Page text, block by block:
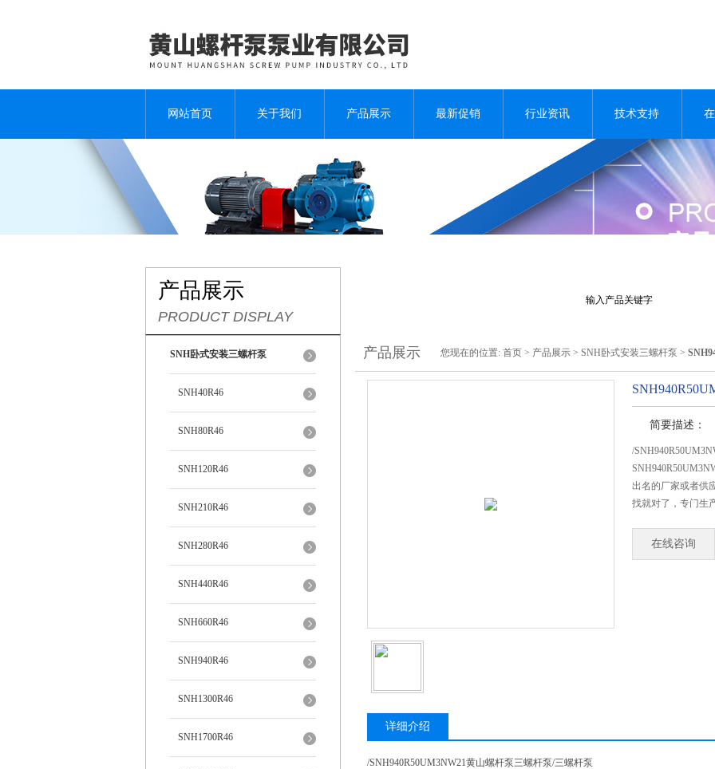
网站首页 关于我们 产品展示 最新促销 行业资讯 技术支持
产品展示
PRODUCT DISPLAY
SNH卧式安装三螺杆泵
SNH40R46
SNH80R46
SNH120R46
SNH210R46
SNH280R46
SNH440R46
SNH660R46
SNH940R46
SNH1300R46
SNH1700R46
产品展示 您现在的位置: 首页 > 产品展示 > SNH卧式安装三螺杆泵 >
简要描述：
/
出名的厂家或者供
找就对了，专门生
在线咨询
详细介绍
/SNH940R50UM3NW21黄山螺杆泵三螺杆泵/三螺杆泵